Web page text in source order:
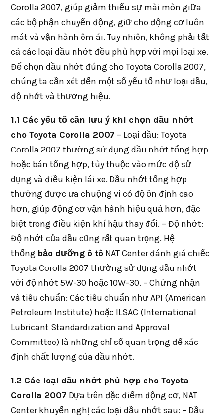
Corolla 2007, giúp giảm thiểu sự mài mòn giữa
các bộ phận chuyển động, giữ cho động cơ luôn
mát và vận hành êm ái. Tuy nhiên, không phải tất
cả các loại dầu nhớt đều phù hợp với mọi loại xe.
Để chọn dầu nhớt đúng cho Toyota Corolla 2007,
chúng ta cần xét đến một số yếu tố như loại dầu,
độ nhớt và thương hiệu.
1.1 Các yếu tố cần lưu ý khi chọn dầu nhớt
cho Toyota Corolla 2007 – Loại dầu: Toyota
Corolla 2007 thường sử dụng dầu nhớt tổng hợp
hoặc bán tổng hợp, tùy thuộc vào mức độ sử
dụng và điều kiện lái xe. Dầu nhớt tổng hợp
thường được ưa chuộng vì có độ ổn định cao
hơn, giúp động cơ vận hành hiệu quả hơn, đặc
biệt trong điều kiện khí hậu thay đổi. – Độ nhớt:
Độ nhớt của dầu cũng rất quan trọng. Hệ
thống bảo dưỡng ô tô NAT Center đánh giá chiếc
Toyota Corolla 2007 thường sử dụng dầu nhớt
với độ nhớt 5W-30 hoặc 10W-30. – Chứng nhận
và tiêu chuẩn: Các tiêu chuẩn như API (American
Petroleum Institute) hoặc ILSAC (International
Lubricant Standardization and Approval
Committee) là những chỉ số quan trọng để xác
định chất lượng của dầu nhớt.
1.2 Các loại dầu nhớt phù hợp cho Toyota
Corolla 2007 Dựa trên đặc điểm động cơ, NAT
Center khuyến nghị các loại dầu nhớt sau: – Dầu